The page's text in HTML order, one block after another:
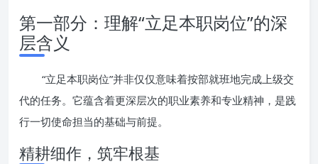
第一部分：理解“立足本职岗位”的深
层含义
“立足本职岗位”并非仅仅意味着按部就班地完成上级交
代的任务。它蕴含着更深层次的职业素养和专业精神，是践
行一切使命担当的基础与前提。
精耕细作，筑牢根基